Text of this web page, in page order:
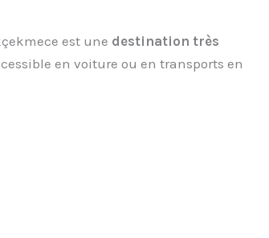
est une destination très
en voiture ou en transports en